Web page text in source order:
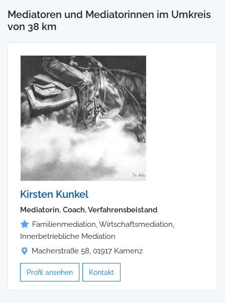
Mediatoren und Mediatorinnen im Umkreis
von 38 km
Kirsten Kunkel
Mediatorin, Coach, Verfahrensbeistand
Familienmediation, Wirtschaftsmediation,
Innerbetriebliche Mediation
Macherstraße 58, 01917 Kamenz
Profil ansehen Kontakt